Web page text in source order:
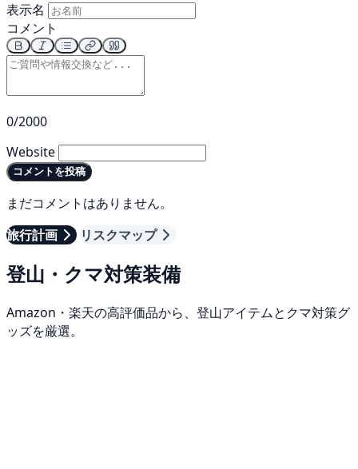
表示名
コメント
0/2000
Website
コメントを投稿
まだコメントはありません。
旅行計画
リスクマップ
登山・クマ対策装備
Amazon・楽天の高評価品から、登山アイテムとクマ対策グ
ッズを厳選。